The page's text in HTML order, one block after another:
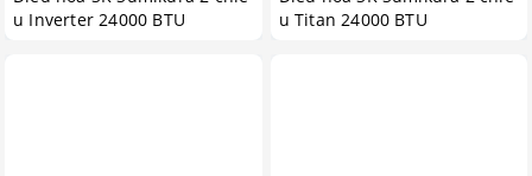
u Inverter 24000 BTU
u Titan 24000 BTU